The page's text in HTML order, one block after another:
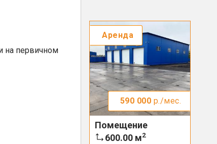
на первичном
Аренда
590 000 р./мес.
Помещение
600.00 м2